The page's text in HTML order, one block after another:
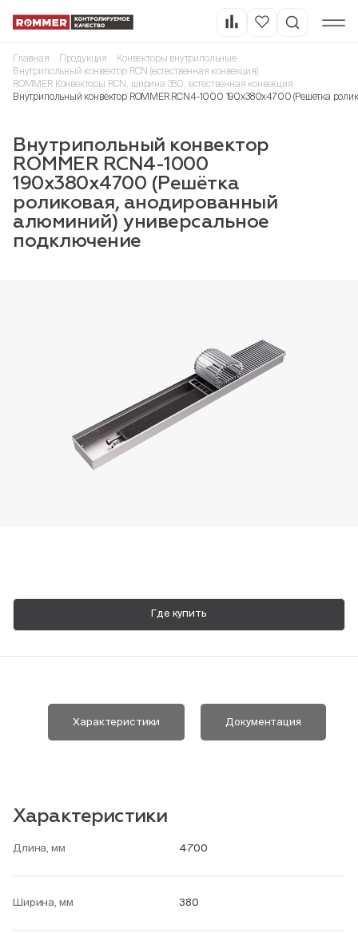
Пн-Пт, 9:00—18:00
Главная Продукция
Конвекторы внутрипольные
Внутрипольный конвектор RCN (естественная конвекция)
ROMMER Конвекторы RCN, ширина 380, естественная конвекция
Внутрипольный конвектор ROMMER RCN4-1000 190х380х4700 (Решётка
Внутрипольный конвектор
ROMMER RCN4-1000
190х380х4700 (Решётка
роликовая, анодированный
алюминий) универсальное
подключение
Где купить
Характеристики Документация
Характеристики
Длина, мм 4700
Ширина, мм 380